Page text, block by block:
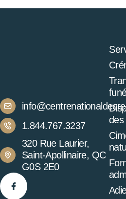
1.844.767.3237
320 Rue Laurier,
Saint-Apollinaire, QC
G0S 2E0
des